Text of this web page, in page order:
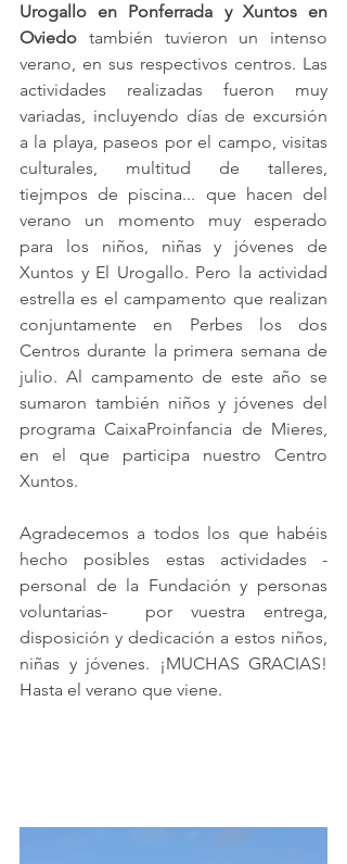
Urogallo en Ponferrada y Xuntos en
Oviedo también tuvieron un intenso
verano, en sus respectivos centros. Las
actividades realizadas fueron muy
variadas, incluyendo días de excursión
a la playa, paseos por el campo, visitas
culturales, multitud de talleres,
tiejmpos de piscina... que hacen del
verano un momento muy esperado
para los niños, niñas y jóvenes de
Xuntos y El Urogallo. Pero la actividad
estrella es el campamento que realizan
conjuntamente en Perbes los dos
Centros durante la primera semana de
julio. Al campamento de este año se
sumaron también niños y jóvenes del
programa CaixaProinfancia de Mieres,
en el que participa nuestro Centro
Xuntos.
Agradecemos a todos los que habéis
hecho posibles estas actividades -
personal de la Fundación y personas
voluntarias-  por vuestra entrega,
disposición y dedicación a estos niños,
niñas y jóvenes. ¡MUCHAS GRACIAS!
Hasta el verano que viene.